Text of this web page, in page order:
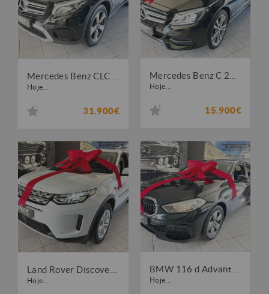
Hoje...
31.900€
Hoje...
15.900€
Hoje... Hoje...